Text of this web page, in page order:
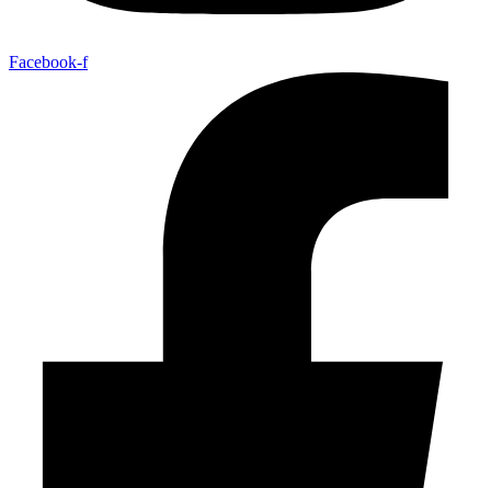
Facebook-f